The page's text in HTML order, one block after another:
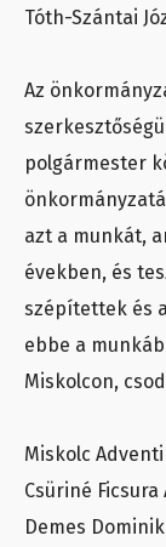
Tóth-Szántai
Az
polgármester
azt a munkát,
években, és
szépítettek és
ebbe a
Miskolcon,
Miskolc
Csüriné Ficsura
Demes Dominik